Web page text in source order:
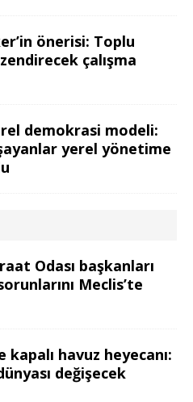
önerisi: Toplu
çalışma
demokrasi modeli:
yerel yönetime
Odası başkanları
Meclis’te
kapalı havuz heyecanı:
değişecek